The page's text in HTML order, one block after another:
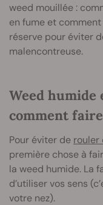
weed mouillée :
en fume et
réserve pour éviter
malencontreuse.
Weed humide
comment
Pour éviter de rouler
première chose à
la weed humide. La
d’utiliser vos sens
votre nez).